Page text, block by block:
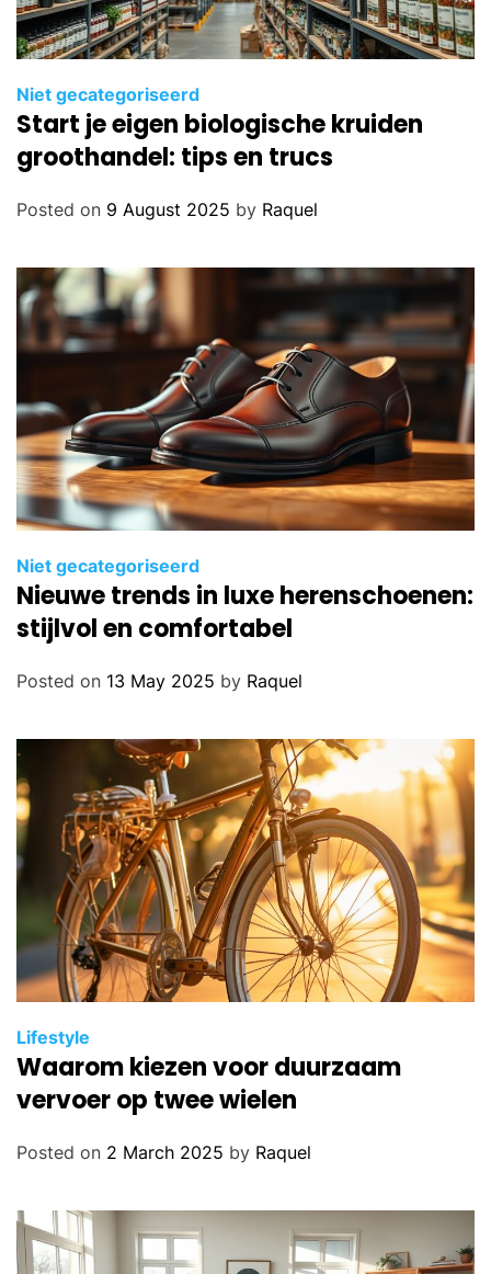
Niet gecategoriseerd
Start je eigen biologische kruiden
groothandel: tips en trucs
Posted on 9 August 2025 by Raquel
Niet gecategoriseerd
Nieuwe trends in luxe herenschoenen:
stijlvol en comfortabel
Posted on 13 May 2025 by Raquel
Lifestyle
Waarom kiezen voor duurzaam
vervoer op twee wielen
Posted on 2 March 2025 by Raquel